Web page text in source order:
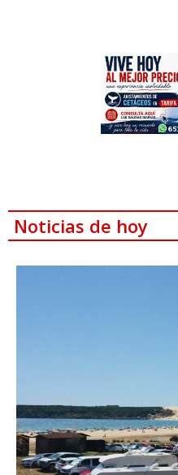
Noticias de hoy